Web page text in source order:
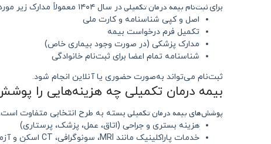
برایثبت‌نام بیمه درمان تکمیلیدر سال ۱۴۰۴ معمولاً مدارک زیر مورد نیاز است:
اصل و کپی شناسنامه و کارت ملی
تکمیل فرم درخواست بیمه
مدارک پزشکی (در صورت وجود بیماری خاص)
شناسنامه تمام اعضا برای ثبت‌نام خانوادگی
ثبت‌نام می‌تواند به‌صورت حضوری یا آنلاین انجام شود.
بیمه درمان تکمیلی چه هزینه‌هایی را
پوشش‌های بیمه درمان تکمیلی بسته به طرح انتخابی متفاوت
هزینه بستری و جراحی (اتاق، عمل، پزشک، پرستاری)
خدمات پاراکلینیک مانند MRI، سونوگرافی، CT اسکن و آزمایش‌های تخصصی